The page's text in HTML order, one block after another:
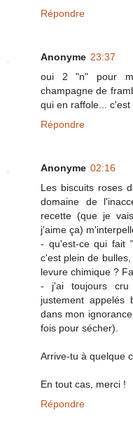
Répondre
Anonyme 23:37
oui 2 "n" pour
champagne de
qui en raffole... c'est
Répondre
Anonyme 02:16
Les biscuits roses
domaine de
recette (que je
j'aime ça)
- qu'est-ce qui fait
c'est plein de
levure chimique ?
- j'ai toujours cru
justement appelés
dans mon
fois pour sécher).
Arrive-tu à quelque
En tout cas, merci !
Répondre